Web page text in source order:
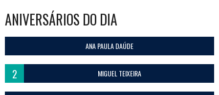
ANIVERSÁRIOS DO DIA
ANA PAULA DAÚDE
2 MIGUEL TEIXEIRA